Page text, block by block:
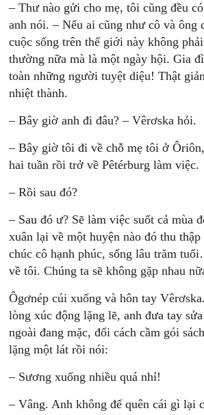
– Thư nào gửi cho mẹ, tôi cũng đều
anh nói. – Nếu ai cũng như cô và ông
cuộc sống trên thế giới này không
thường nữa mà là một ngày hội. Gia
toàn những người tuyệt diệu! Thật
nhiệt thành.
– Bây giờ anh đi đâu? – Vêrơska hỏi.
– Bây giờ tôi đi về chỗ mẹ tôi ở
hai tuần rồi trở về Pêtérburg làm việc.
– Rồi sau đó?
– Sau đó ư? Sẽ làm việc suốt cả mùa
xuân lại về một huyện nào đó thu
chúc cô hạnh phúc, sống lâu trăm
về tôi. Chúng ta sẽ không gặp nhau
Ôgơnép cúi xuống và hôn tay
lòng xúc động lặng lẽ, anh đưa tay
ngoài đang mặc, đổi cách cầm gói
lặng một lát rồi nói:
– Sương xuống nhiều quá nhỉ!
– Vâng. Anh không để quên cái gì lại